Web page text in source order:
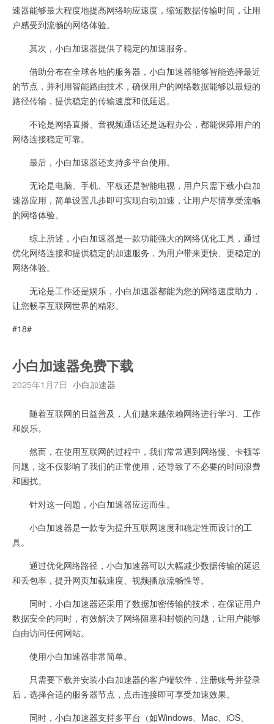
速器能够最大程度地提高网络响应速度，缩短数据传输时间，让用
户感受到流畅的网络体验。
其次，小白加速器提供了稳定的加速服务。
借助分布在全球各地的服务器，小白加速器能够智能选择最近
的节点，并利用智能路由技术，确保用户的网络数据能够以最短的
路径传输，提供稳定的传输速度和低延迟。
不论是网络直播、音视频通话还是远程办公，都能保障用户的
网络连接稳定可靠。
最后，小白加速器还支持多平台使用。
无论是电脑、手机、平板还是智能电视，用户只需下载小白加
速器应用，简单设置几步即可实现自动加速，让用户尽情享受流畅
的网络体验。
综上所述，小白加速器是一款功能强大的网络优化工具，通过
优化网络连接和提供稳定的加速服务，为用户带来更快、更稳定的
网络体验。
无论是工作还是娱乐，小白加速器都能为您的网络速度助力，
让您畅享互联网世界的精彩。
#18#
小白加速器免费下载
2025年1月7日 小白加速器
随着互联网的日益普及，人们越来越依赖网络进行学习、工作
和娱乐。
然而，在使用互联网的过程中，我们常常遇到网络慢、卡顿等
问题，这不仅影响了我们的正常使用，还导致了不必要的时间浪费
和困扰。
针对这一问题，小白加速器应运而生。
小白加速器是一款专为提升互联网速度和稳定性而设计的工
具。
通过优化网络路径，小白加速器可以大幅减少数据传输的延迟
和丢包率，提升网页加载速度、视频播放流畅性等。
同时，小白加速器还采用了数据加密传输的技术，在保证用户
数据安全的同时，有效解决了网络阻塞和封锁的问题，让用户能够
自由访问任何网站。
使用小白加速器非常简单。
只需要下载并安装小白加速器的客户端软件，注册账号并登录
后，选择合适的服务器节点，点击连接即可享受加速效果。
同时，小白加速器支持多平台（如Windows、Mac、iOS、